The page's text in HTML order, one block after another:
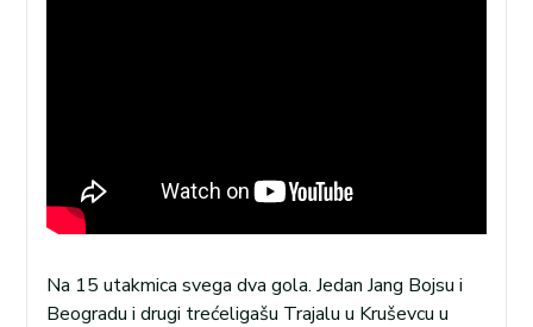
Na 15 utakmica svega dva gola. Jedan Jang Bojsu i
Beogradu i drugi trećeligašu Trajalu u Kruševcu u